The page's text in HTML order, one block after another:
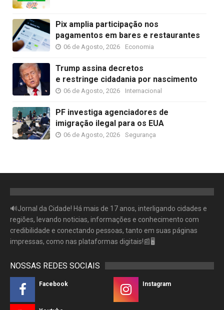
Pix amplia participação nos
pagamentos em bares e restaurantes
06 de Agosto, 2026 Economia
Trump assina decretos
e restringe cidadania por nascimento
06 de Agosto, 2026 Internacional
PF investiga agenciadores de
imigração ilegal para os EUA
06 de Agosto, 2026 Segurança
🔊Jornal da Cidade! Há mais de 17 anos, interligando cidades e
regiões, levando noticias, informações e conhecimento com
credibilidade e conectando pessoas, tanto em suas páginas
impressas, como nas plataformas digitais!📰🖥
NOSSAS REDES SOCIAIS
Facebook Instagram